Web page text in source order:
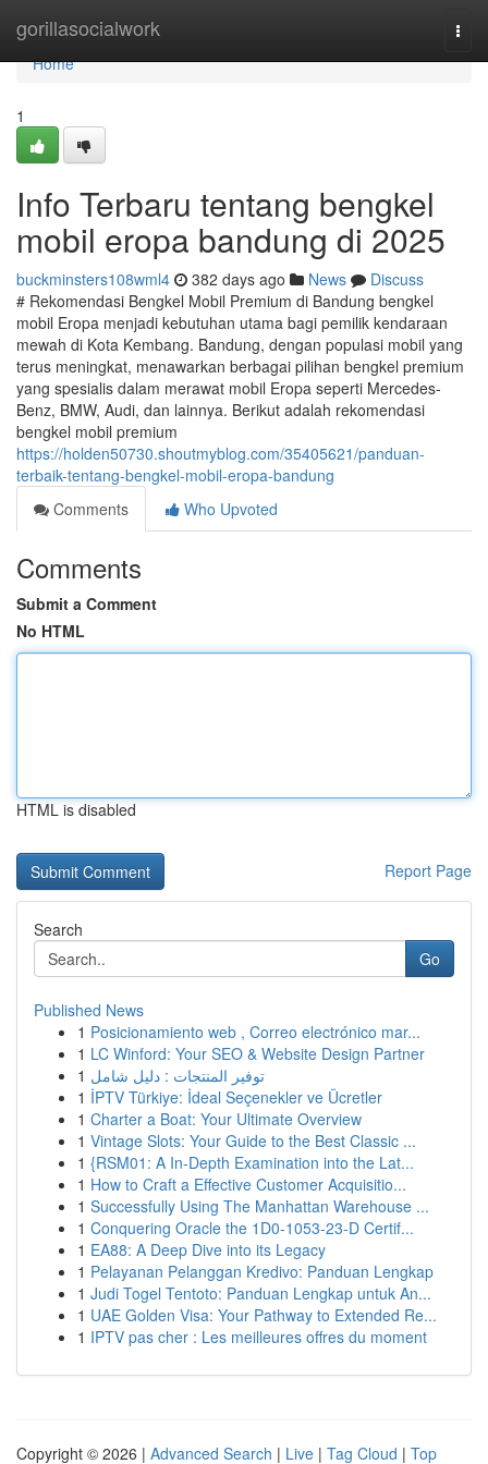
gorillasocialwork
Home
Home
1
Info Terbaru tentang bengkel
mobil eropa bandung di 2025
buckminsters108wml4 382 days ago News
Discuss
# Rekomendasi Bengkel Mobil Premium di Bandung bengkel
mobil Eropa menjadi kebutuhan utama bagi pemilik kendaraan
mewah di Kota Kembang. Bandung, dengan populasi mobil yang
terus meningkat, menawarkan berbagai pilihan bengkel premium
yang spesialis dalam merawat mobil Eropa seperti Mercedes-
Benz, BMW, Audi, dan lainnya. Berikut adalah rekomendasi
bengkel mobil premium
https://holden50730.shoutmyblog.com/35405621/panduan-
terbaik-tentang-bengkel-mobil-eropa-bandung
Comments
Who Upvoted
Comments
Submit a Comment
No HTML
HTML is disabled
Report Page
Search
Go
Published News
1 Posicionamiento web , Correo electrónico mar...
1 LC Winford: Your SEO & Website Design Partner
1 توفير المنتجات : دليل شامل
1 İPTV Türkiye: İdeal Seçenekler ve Ücretler
1 Charter a Boat: Your Ultimate Overview
1 Vintage Slots: Your Guide to the Best Classic ...
1 {RSM01: A In-Depth Examination into the Lat...
1 How to Craft a Effective Customer Acquisitio...
1 Successfully Using The Manhattan Warehouse ...
1 Conquering Oracle the 1D0-1053-23-D Certif...
1 EA88: A Deep Dive into its Legacy
1 Pelayanan Pelanggan Kredivo: Panduan Lengkap
1 Judi Togel Tentoto: Panduan Lengkap untuk An...
1 UAE Golden Visa: Your Pathway to Extended Re...
1 IPTV pas cher : Les meilleures offres du moment
Copyright © 2026 | Advanced Search | Live | Tag Cloud | Top